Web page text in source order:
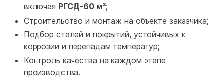
включая РГСД-60 м³;
Строительство и монтаж на объекте заказчика;
Подбор сталей и покрытий, устойчивых к
коррозии и перепадам температур;
Контроль качества на каждом этапе
производства.